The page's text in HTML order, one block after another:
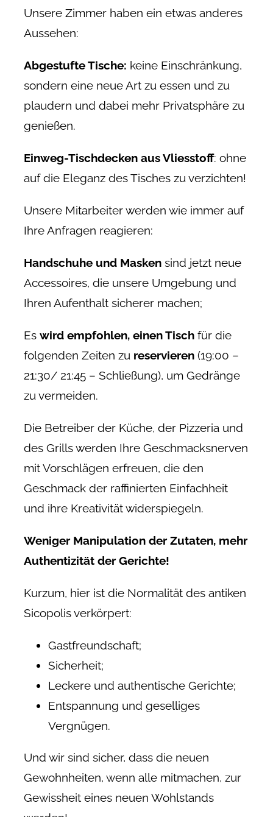
Unsere Zimmer haben ein etwas anderes
Aussehen:
Abgestufte Tische: keine Einschränkung,
sondern eine neue Art zu essen und zu
plaudern und dabei mehr Privatsphäre zu
genießen.
Einweg-Tischdecken aus Vliesstoff: ohne
auf die Eleganz des Tisches zu verzichten!
Unsere Mitarbeiter werden wie immer auf
Ihre Anfragen reagieren:
Handschuhe und Maskensind jetzt neue
Accessoires, die unsere Umgebung und
Ihren Aufenthalt sicherer machen;
Es wird empfohlen, einen Tischfür die
folgenden Zeiten zu reservieren(19:00 –
21:30/ 21:45 – Schließung), um Gedränge
zu vermeiden.
Die Betreiber der Küche, der Pizzeria und
des Grills werden Ihre Geschmacksnerven
mit Vorschlägen erfreuen, die den
Geschmack der raffinierten Einfachheit
und ihre Kreativität widerspiegeln.
Weniger Manipulation der Zutaten, mehr
Authentizität der Gerichte!
Kurzum, hier ist die Normalität des antiken
Sicopolis verkörpert:
Gastfreundschaft;
Sicherheit;
Leckere und authentische Gerichte;
Entspannung und geselliges
Vergnügen.
Und wir sind sicher, dass die neuen
Gewohnheiten, wenn alle mitmachen, zur
Gewissheit eines neuen Wohlstands